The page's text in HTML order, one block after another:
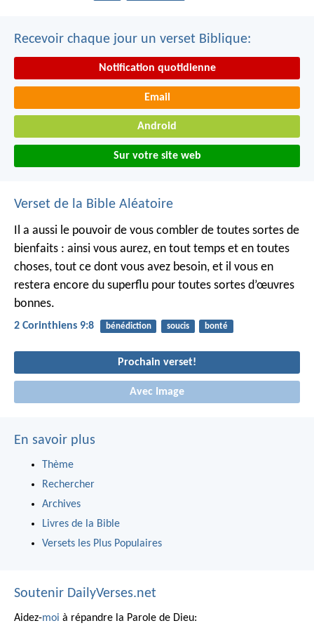
Recevoir chaque jour un verset Biblique:
Notification quotidienne
Email
Android
Sur votre site web
Verset de la Bible Aléatoire
Il a aussi le pouvoir de vous combler de toutes sortes de
bienfaits : ainsi vous aurez, en tout temps et en toutes
choses, tout ce dont vous avez besoin, et il vous en
restera encore du superflu pour toutes sortes d’œuvres
bonnes.
2 Corinthiens 9:8 bénédiction soucis bonté
Prochain verset!
Avec Image
En savoir plus
Thème
Rechercher
Archives
Livres de la Bible
Versets les Plus Populaires
Soutenir DailyVerses.net
Aidez-moi à répandre la Parole de Dieu: